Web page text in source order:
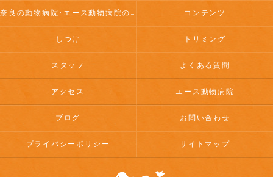
奈良の動物病院･エース動物病院のお客様の声 コンテンツ
しつけ トリミング
スタッフ よくある質問
アクセス エース動物病院
ブログ お問い合わせ
プライバシーポリシー サイトマップ